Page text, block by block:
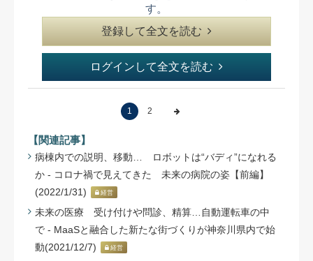
す。
登録して全文を読む
ログインして全文を読む
1 2
【関連記事】
病棟内での説明、移動… ロボットは“バディ”になれる
か - コロナ禍で見えてきた 未来の病院の姿【前編】
(2022/1/31)
経営
未来の医療 受け付けや問診、精算…自動運転車の中
で - MaaSと融合した新たな街づくりが神奈川県内で始
動(2021/12/7)
経営